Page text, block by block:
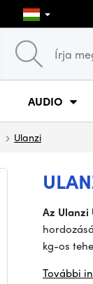
AUDIO
Ulanzi
Az Ulanzi
kg-os
További